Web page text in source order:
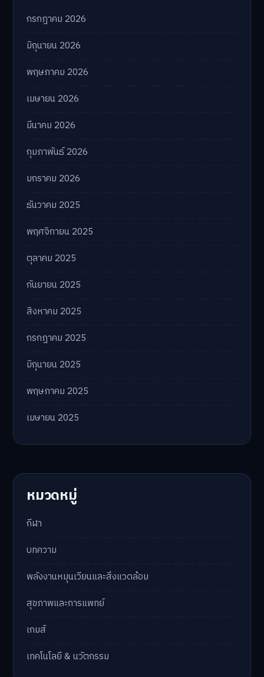
กรกฎาคม 2026
มิถุนายน 2026
พฤษภาคม 2026
เมษายน 2026
มีนาคม 2026
กุมภาพันธ์ 2026
มกราคม 2026
ธันวาคม 2025
พฤศจิกายน 2025
ตุลาคม 2025
กันยายน 2025
สิงหาคม 2025
กรกฎาคม 2025
มิถุนายน 2025
พฤษภาคม 2025
เมษายน 2025
หมวดหมู่
กีฬา
บทความ
พลังงานหมุนเวียนและสิ่งแวดล้อม
สุขภาพและการแพทย์
เกมส์
เทคโนโลยี & นวัตกรรม